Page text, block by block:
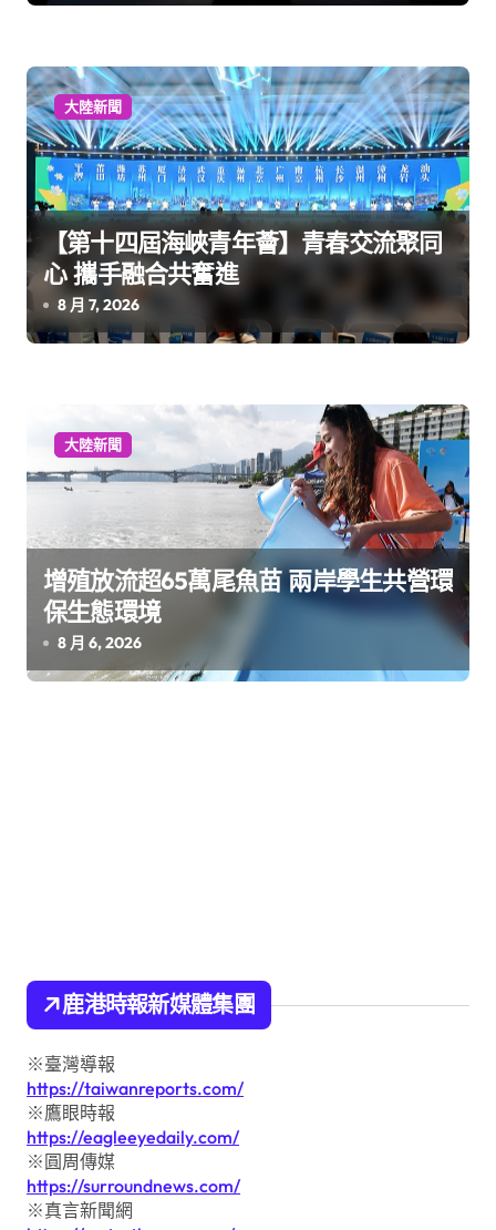
大陸新聞
【第十四屆海峽青年薈】青春交流聚同
心 攜手融合共奮進
8 月 7, 2026
大陸新聞
增殖放流超65萬尾魚苗 兩岸學生共營環
保生態環境
8 月 6, 2026
鹿港時報新媒體集團
※臺灣導報
https://taiwanreports.com/
※鷹眼時報
https://eagleeyedaily.com/
※圓周傳媒
https://surroundnews.com/
※真言新聞網